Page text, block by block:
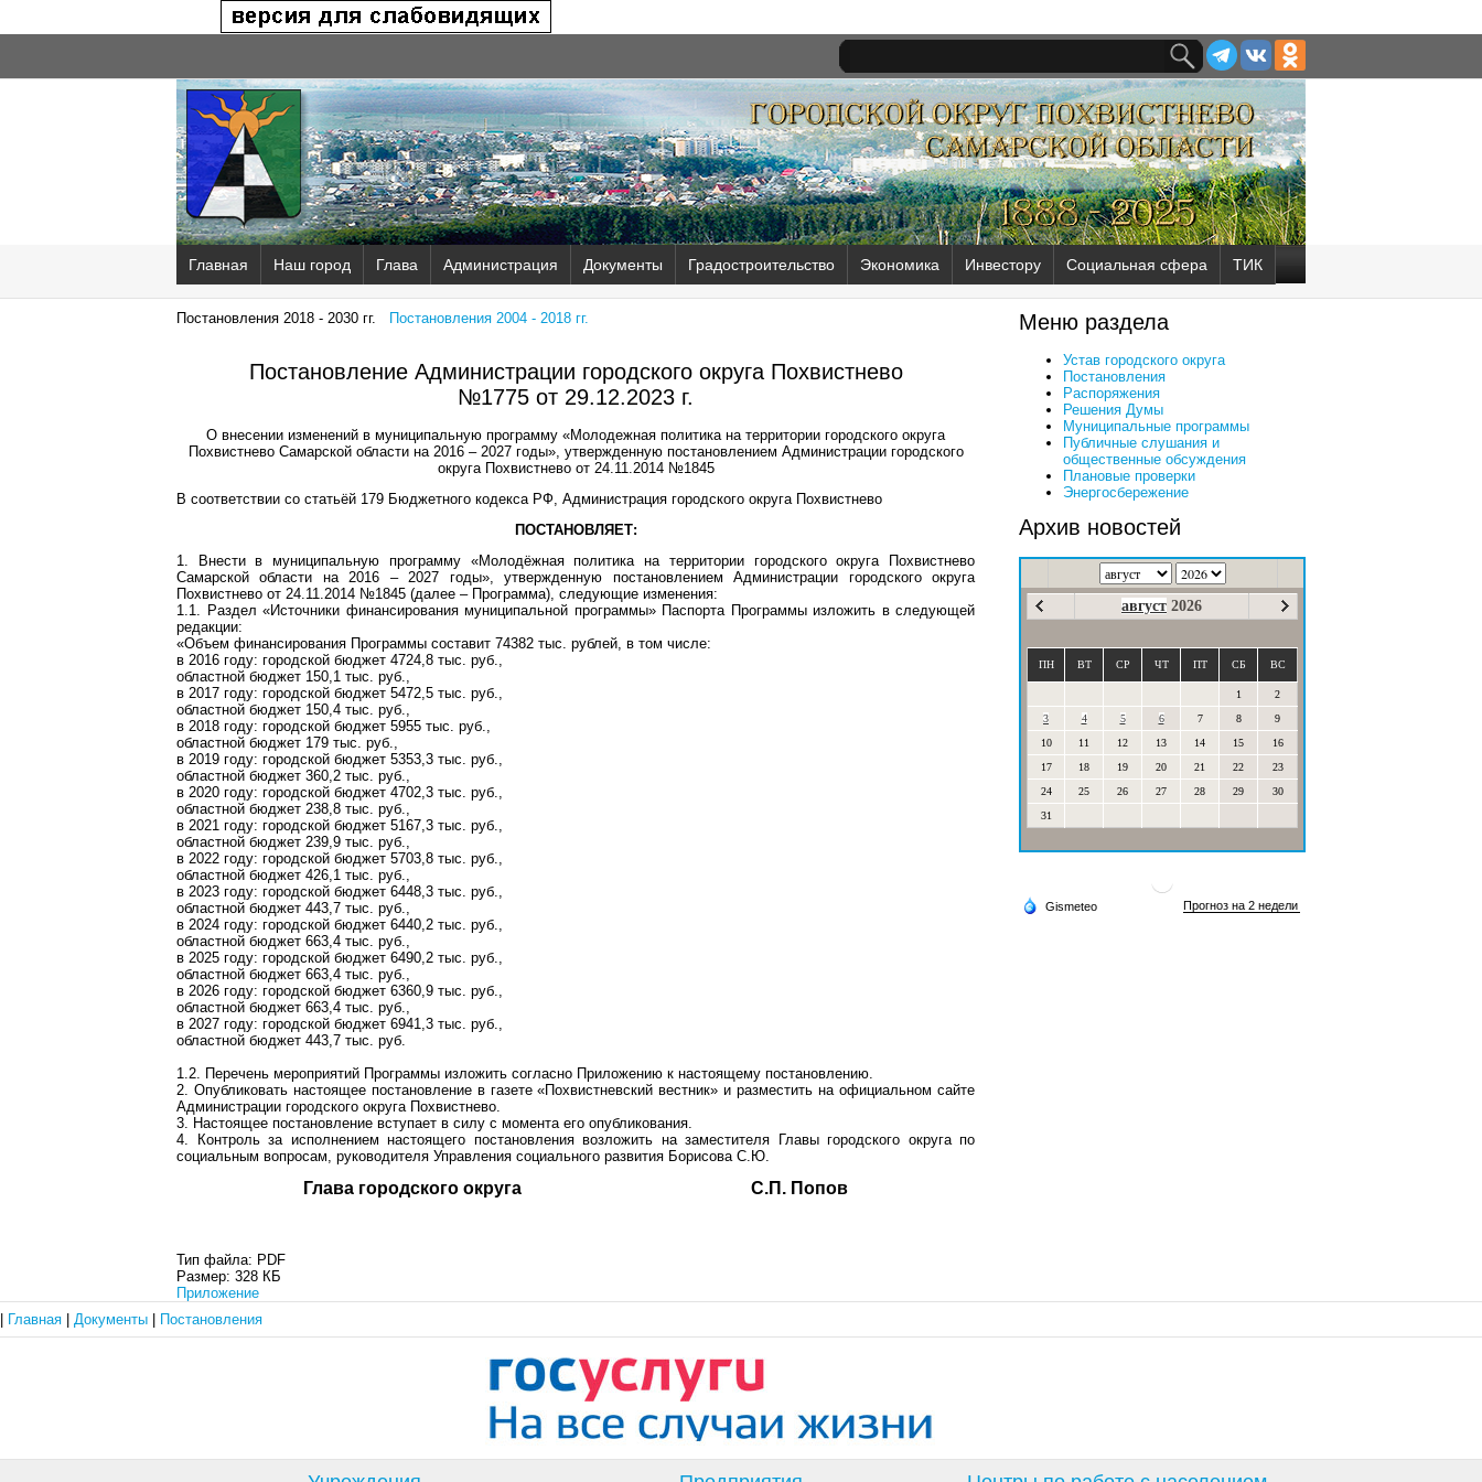
Главная Наш город Глава Администрация Документы Градостроительство Экономика Инвестору Социальная сфера ТИК
Постановления 2018 - 2030 гг. Постановления 2004 - 2018 гг.
Постановление Администрации городского округа Похвистнево
№1775 от 29.12.2023 г.
О внесении изменений в муниципальную программу «Молодежная политика на территории городского округа
Похвистнево Самарской области на 2016 – 2027 годы», утвержденную постановлением Администрации городского
округа Похвистнево от 24.11.2014 №1845
В соответствии со статьёй 179 Бюджетного кодекса РФ, Администрация городского округа Похвистнево
ПОСТАНОВЛЯЕТ:
1. Внести в муниципальную программу «Молодёжная политика на территории городского округа Похвистнево
Самарской области на 2016 – 2027 годы», утвержденную постановлением Администрации городского округа
Похвистнево от 24.11.2014 №1845 (далее – Программа), следующие изменения:
1.1. Раздел «Источники финансирования муниципальной программы» Паспорта Программы изложить в следующей
редакции:
«Объем финансирования Программы составит 74382 тыс. рублей, в том числе:
в 2016 году: городской бюджет 4724,8 тыс. руб.,
областной бюджет 150,1 тыс. руб.,
в 2017 году: городской бюджет 5472,5 тыс. руб.,
областной бюджет 150,4 тыс. руб.,
в 2018 году: городской бюджет 5955 тыс. руб.,
областной бюджет 179 тыс. руб.,
в 2019 году: городской бюджет 5353,3 тыс. руб.,
областной бюджет 360,2 тыс. руб.,
в 2020 году: городской бюджет 4702,3 тыс. руб.,
областной бюджет 238,8 тыс. руб.,
в 2021 году: городской бюджет 5167,3 тыс. руб.,
областной бюджет 239,9 тыс. руб.,
в 2022 году: городской бюджет 5703,8 тыс. руб.,
областной бюджет 426,1 тыс. руб.,
в 2023 году: городской бюджет 6448,3 тыс. руб.,
областной бюджет 443,7 тыс. руб.,
в 2024 году: городской бюджет 6440,2 тыс. руб.,
областной бюджет 663,4 тыс. руб.,
в 2025 году: городской бюджет 6490,2 тыс. руб.,
областной бюджет 663,4 тыс. руб.,
в 2026 году: городской бюджет 6360,9 тыс. руб.,
областной бюджет 663,4 тыс. руб.,
в 2027 году: городской бюджет 6941,3 тыс. руб.,
областной бюджет 443,7 тыс. руб.
1.2. Перечень мероприятий Программы изложить согласно Приложению к настоящему постановлению.
2. Опубликовать настоящее постановление в газете «Похвистневский вестник» и разместить на официальном сайте
Администрации городского округа Похвистнево.
3. Настоящее постановление вступает в силу с момента его опубликования.
4. Контроль за исполнением настоящего постановления возложить на заместителя Главы городского округа по
социальным вопросам, руководителя Управления социального развития Борисова С.Ю.
Глава городского округа С.П. Попов
Тип файла: PDF
Размер: 328 КБ
Приложение
Меню раздела
Устав городского округа
Постановления
Распоряжения
Решения Думы
Муниципальные программы
Публичные слушания и
общественные обсуждения
Плановые проверки
Энергосбережение
Архив новостей
август 2026
ПН ВТ СР ЧТ ПТ СБ ВС
1
2
3
4 5 6 7 8
9
10
11 12 13 14 15
16
17
18 19 20 21 22
23
24
25 26 27 28 29
30
31
Главная Документы Постановления